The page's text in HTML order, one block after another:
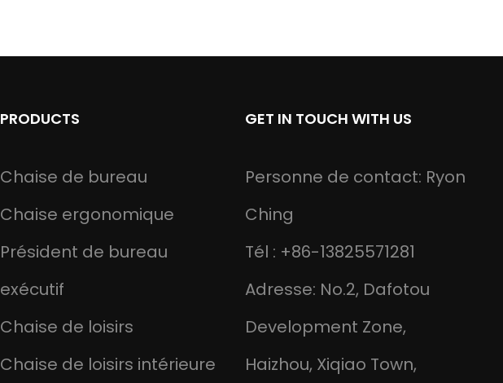
PRODUCTS
Chaise de bureau
Chaise ergonomique
Président de bureau
exécutif
Chaise de loisirs
Chaise de loisirs intérieure
GET IN TOUCH WITH US
Personne de contact: Ryon
Ching
Tél : +86-13825571281
Adresse: No.2, Dafotou
Development Zone,
Haizhou, Xiqiao Town,